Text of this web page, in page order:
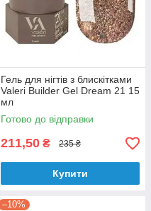
Гель для нігтів з блискітками
Valeri Builder Gel Dream 21 15
мл
Готово до відправки
211,50 ₴ 235 ₴
Купити
–10%